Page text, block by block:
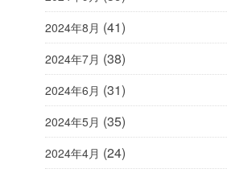
2024年8月 (41)
2024年7月 (38)
2024年6月 (31)
2024年5月 (35)
2024年4月 (24)